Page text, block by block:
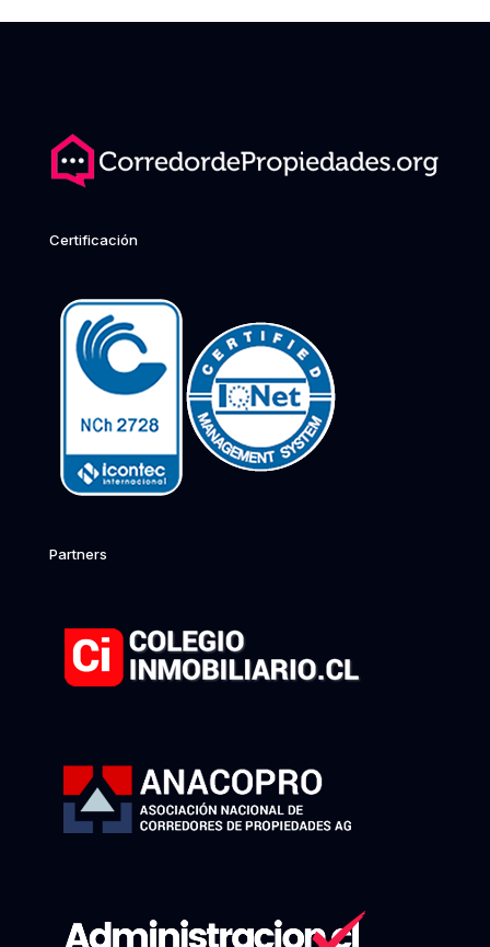
Certificación
Partners